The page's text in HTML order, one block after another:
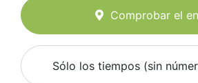
Comprobar el
Sólo los tiempos (sin